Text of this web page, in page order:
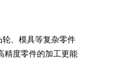
、模具等复杂零件
精度零件的加工更能